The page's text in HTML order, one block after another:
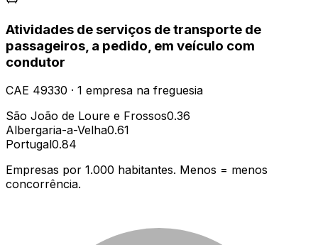
Atividades de serviços de transporte de
passageiros, a pedido, em veículo com
condutor
CAE 49330 · 1 empresa na freguesia
São João de Loure e Frossos0.36
Albergaria-a-Velha0.61
Portugal0.84
Empresas por 1.000 habitantes. Menos = menos
concorrência.